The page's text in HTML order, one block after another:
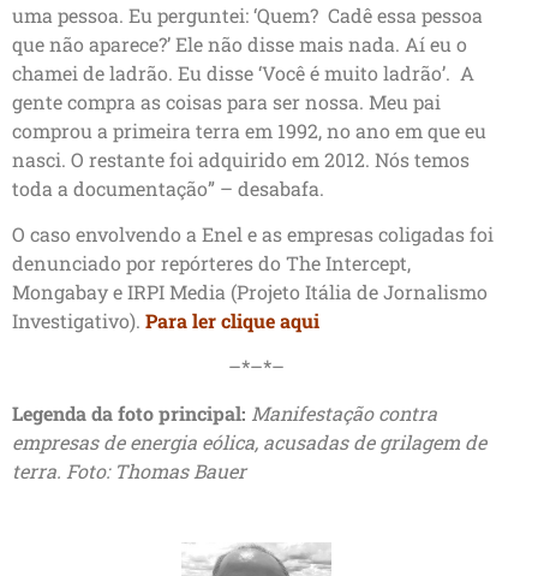
uma pessoa. Eu perguntei: ‘Quem? Cadê essa pessoa
que não aparece?’ Ele não disse mais nada. Aí eu o
chamei de ladrão. Eu disse ‘Você é muito ladrão’. A
gente compra as coisas para ser nossa. Meu pai
comprou a primeira terra em 1992, no ano em que eu
nasci. O restante foi adquirido em 2012. Nós temos
toda a documentação” – desabafa.
O caso envolvendo a Enel e as empresas coligadas foi
denunciado por repórteres do The Intercept,
Mongabay e IRPI Media (Projeto Itália de Jornalismo
Investigativo). Para ler clique aqui
–*–*–
Legenda da foto principal: Manifestação contra
empresas de energia eólica, acusadas de grilagem de
terra. Foto: Thomas Bauer